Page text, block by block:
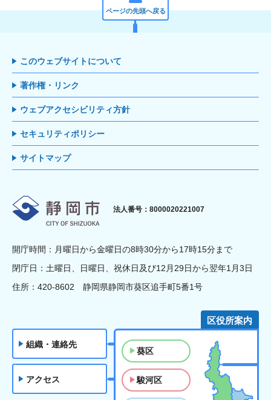
ページの先頭へ戻る
このウェブサイトについて
著作権・リンク
ウェブアクセシビリティ方針
セキュリティポリシー
サイトマップ
静岡市
法人番号：8000020221007
開庁時間：月曜日から金曜日の8時30分から17時15分まで
閉庁日：土曜日、日曜日、祝休日及び12月29日から翌年1月3日
住所：420-8602 静岡県静岡市葵区追手町5番1号
組織・連絡先
アクセス
区役所案内
葵区
駿河区